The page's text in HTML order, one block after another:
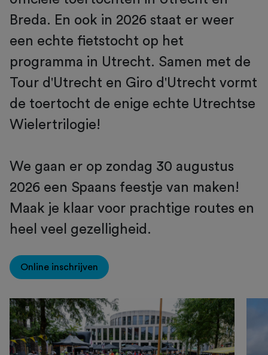
Breda. En ook in 2026 staat er weer
een echte fietstocht op het
programma in Utrecht. Samen met de
Tour d'Utrecht en Giro d'Utrecht vormt
de toertocht de enige echte Utrechtse
Wielertrilogie!
We gaan er op zondag 30 augustus
2026 een Spaans feestje van maken!
Maak je klaar voor prachtige routes en
heel veel gezelligheid.
Online inschrijven